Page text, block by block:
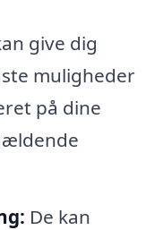
give dig
muligheder
på dine
De kan